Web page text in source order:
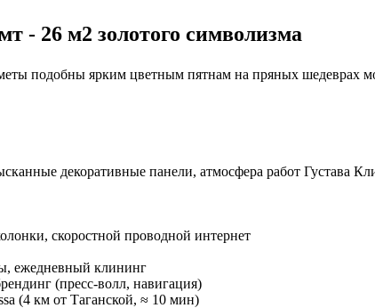
- 26 м2 золотого символизма
подобны ярким цветным пятнам на пряных шедеврах
декоративные панели, атмосфера работ Густава
скоростной проводной интернет
ежедневный клининг
(пресс-волл, навигация)
(4 км от Таганской, ≈ 10 мин)